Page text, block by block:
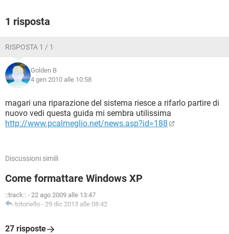
1 risposta
RISPOSTA 1 / 1
Golden B
4 gen 2010 alle 10:58
magari una riparazione del sistema riesce a rifarlo partire di
nuovo vedi questa guida mi sembra utilissima
http://www.pcalmeglio.net/news.asp?id=188
Discussioni simili
Come formattare Windows XP
::track:: - 22 ago 2009 alle 13:47
totoriello - 29 dic 2013 alle 08:42
27 risposte